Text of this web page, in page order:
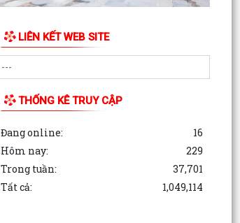
LIÊN KẾT WEB SITE
THỐNG KÊ TRUY CẬP
Đang online:
16
Hôm nay:
229
Trong tuần:
37,701
Tất cả:
1,049,114